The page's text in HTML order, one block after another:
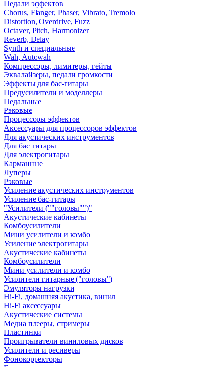
Педали эффектов
Chorus, Flanger, Phaser, Vibrato, Tremolo
Distortion, Overdrive, Fuzz
Octaver, Pitch, Harmonizer
Reverb, Delay
Synth и специальные
Wah, Autowah
Компрессоры, лимитеры, гейты
Эквалайзеры, педали громкости
Эффекты для бас-гитары
Предусилители и моделлеры
Педальные
Рэковые
Процессоры эффектов
Аксессуары для процессоров эффектов
Для акустических инструментов
Для бас-гитары
Для электрогитары
Карманные
Луперы
Рэковые
Усиление акустических инструментов
Усиление бас-гитары
"Усилители (""головы"")"
Акустические кабинеты
Комбоусилители
Мини усилители и комбо
Усиление электрогитары
Акустические кабинеты
Комбоусилители
Мини усилители и комбо
Усилители гитарные ("головы")
Эмуляторы нагрузки
Hi-Fi, домашняя акустика, винил
Hi-Fi аксессуары
Акустические системы
Медиа плееры, стримеры
Пластинки
Проигрыватели виниловых дисков
Усилители и ресиверы
Фонокорректоры